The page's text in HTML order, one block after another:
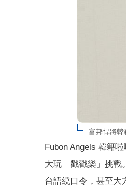
富邦悍將韓
Fubon Angels 韓籍啦
大玩「戳戳樂」挑戰
台語繞口令，甚至大